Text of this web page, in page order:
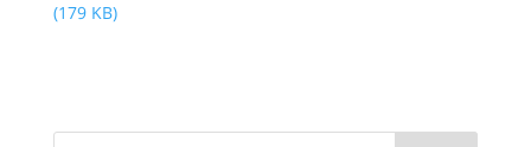
(179 KB)